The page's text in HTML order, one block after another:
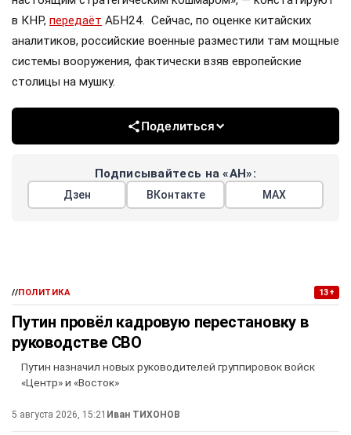
в КНР, передаёт АБН24. Сейчас, по оценке китайских
аналитиков, российские военные разместили там мощные
системы вооружения, фактически взяв европейские
столицы на мушку.
Поделиться
Подписывайтесь на «АН»:
Дзен ВКонтакте МАХ
//ПОЛИТИКА 13+
Путин провёл кадровую перестановку в
руководстве СВО
Путин назначил новых руководителей группировок войск
«Центр» и «Восток»
5 августа 2026, 15:21 Иван ТИХОНОВ